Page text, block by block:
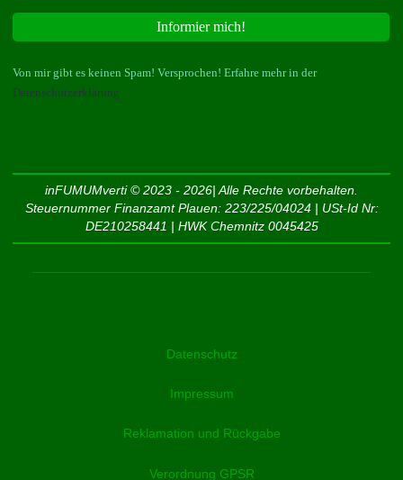
Von mir gibt es keinen Spam! Versprochen! Erfahre mehr in der
Datenschutzerklärung
inFUMUMverti © 2023 - 2026| Alle Rechte vorbehalten.
Steuernummer Finanzamt Plauen: 223/225/04024 | USt-Id Nr:
DE210258441 | HWK Chemnitz 0045425
Datenschutz
Impressum
Reklamation und Rückgabe
Verordnung GPSR